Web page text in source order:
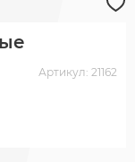
Артикул: 21162